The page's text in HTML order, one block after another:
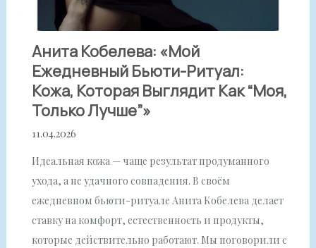
Анита Кобелева: «Мой
Ежедневный Бьюти-Ритуал:
Кожа, Которая Выглядит Как “моя,
Только Лучше”»
11.04.2026
Идеальная кожа — чаще результат продуманного
ухода, а не удачного совпадения. В своём
ежедневном бьюти-ритуале Анита Кобелева делает
ставку на комфорт, естественность и продукты,
которые действительно работают. Мы поговорили с